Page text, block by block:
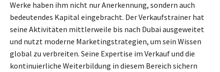
Werke haben ihm nicht nur Anerkennung, sondern auch
bedeutendes Kapital eingebracht. Der Verkaufstrainer hat
seine Aktivitäten mittlerweile bis nach Dubai ausgeweitet
und nutzt moderne Marketingstrategien, um sein Wissen
global zu verbreiten. Seine Expertise im Verkauf und die
kontinuierliche Weiterbildung in diesem Bereich sichern